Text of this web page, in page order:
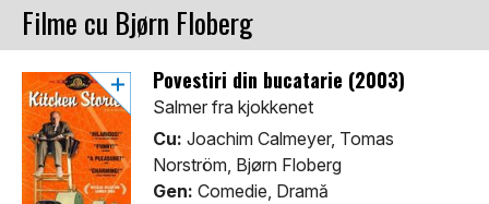
Filme cu Bjørn Floberg
Povestiri din bucatarie (2003)
Salmer fra kjokkenet
Cu: Joachim Calmeyer, Tomas
Norström, Bjørn Floberg
Gen: Comedie, Dramă